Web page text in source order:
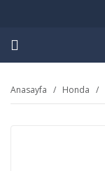
Anasayfa Honda